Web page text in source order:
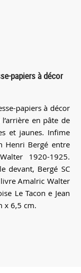
papiers à décor
papiers à décor
en pâte de
et jaunes. Infime
Henri Bergé entre
1920-1925.
devant, Bergé SC
Amalric Walter
Le Tacon e Jean
x 6,5 cm.